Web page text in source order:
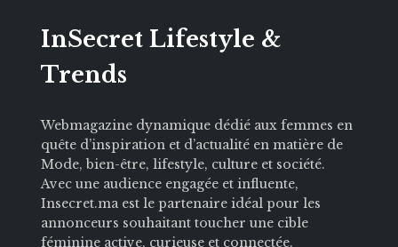
InSecret Lifestyle &
Trends
Webmagazine dynamique dédié aux femmes en
quête d’inspiration et d’actualité en matière de
Mode, bien-être, lifestyle, culture et société.
Avec une audience engagée et influente,
Insecret.ma est le partenaire idéal pour les
annonceurs souhaitant toucher une cible
féminine active, curieuse et connectée.